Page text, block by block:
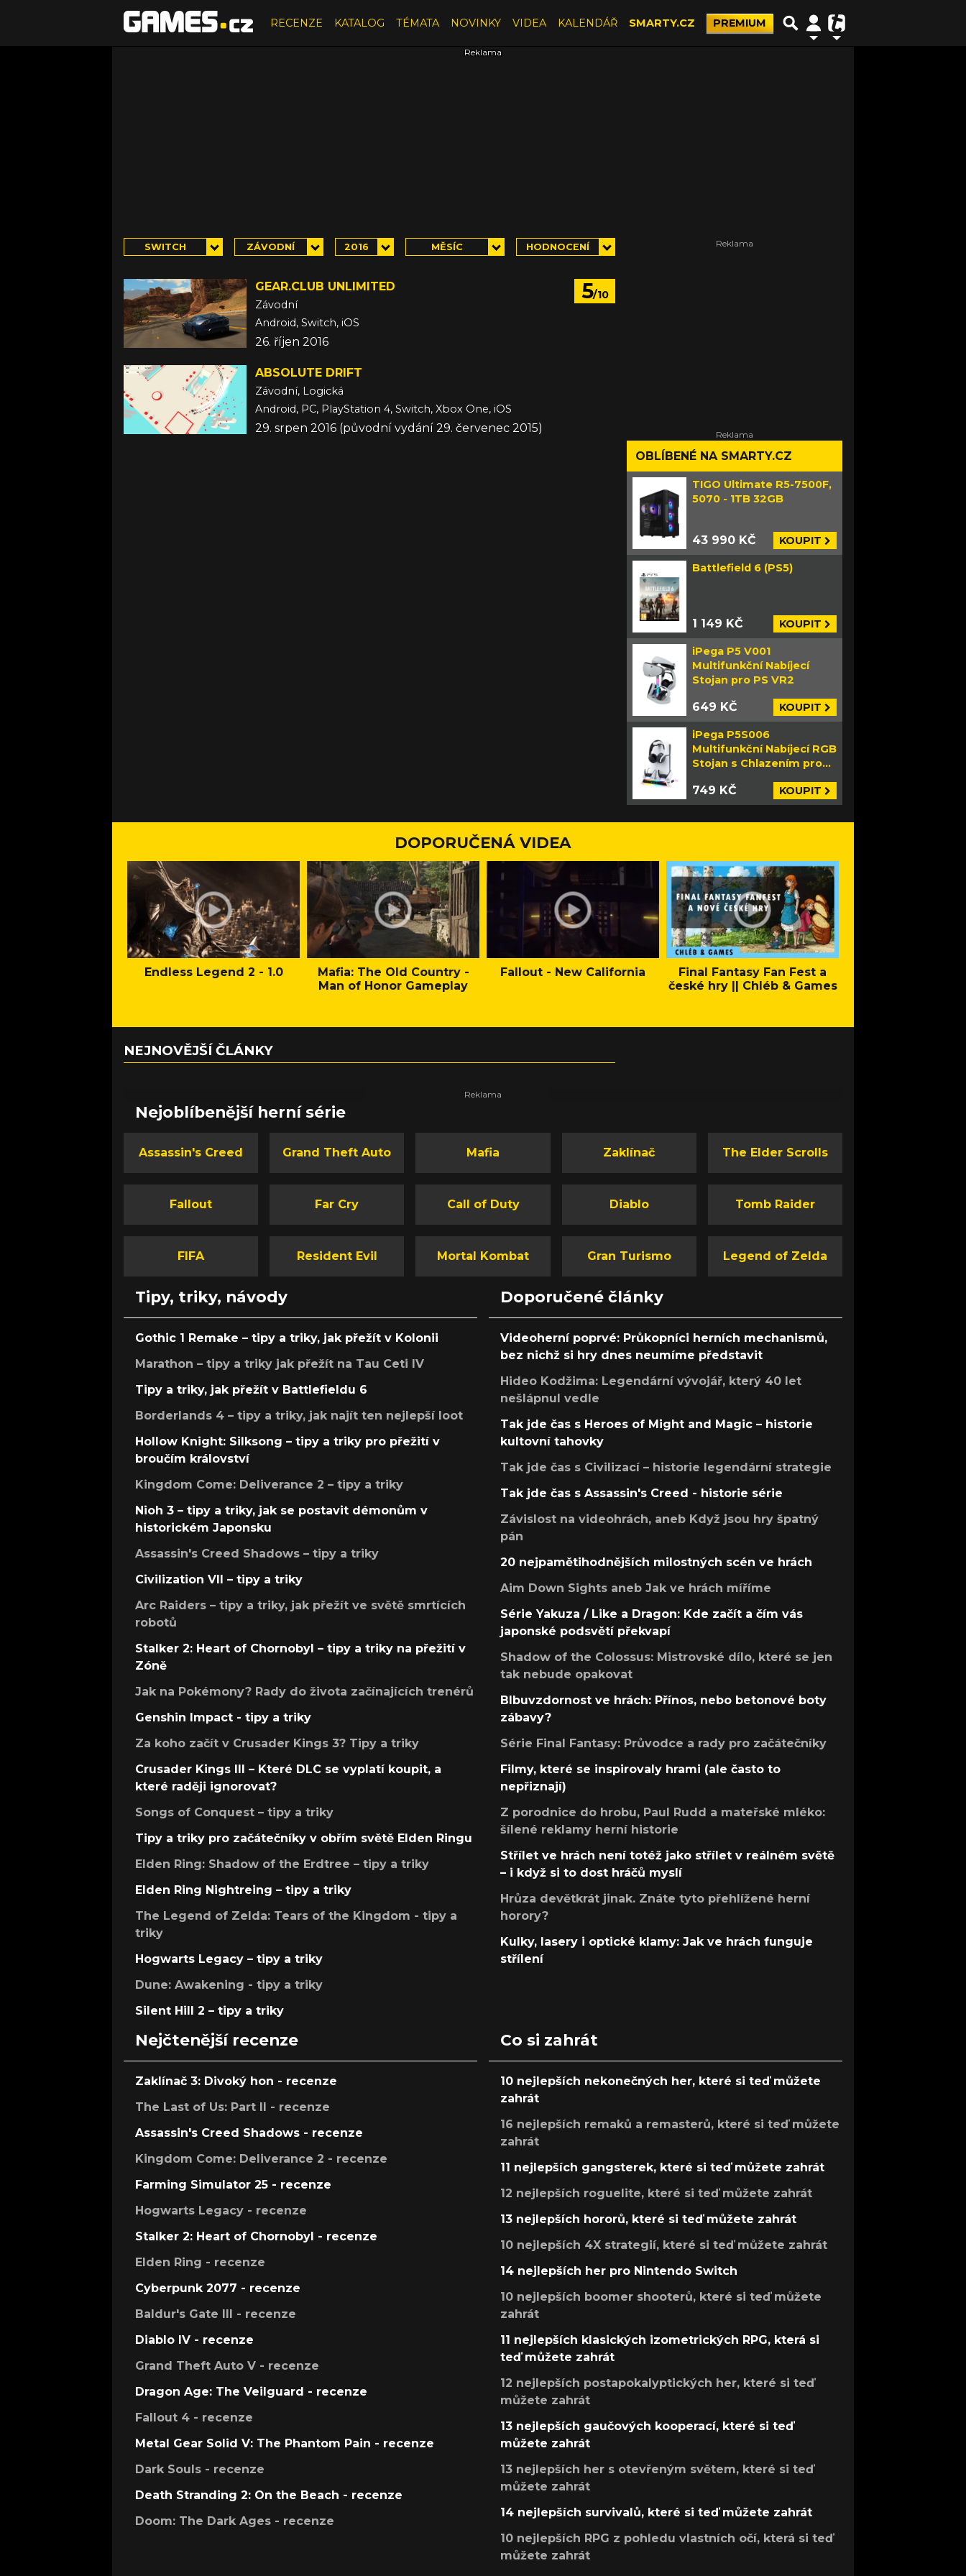
RECENZE KATALOG TÉMATA NOVINKY VIDEA KALENDÁŘ SMARTY.CZ PREMIUM
SWITCH ZÁVODNÍ 2016 MĚSÍC HODNOCENÍ
5/10
GEAR.CLUB UNLIMITED
Závodní
Android, Switch, iOS
26. říjen 2016
ABSOLUTE DRIFT
Závodní, Logická
Android, PC, PlayStation 4, Switch, Xbox One, iOS
29. srpen 2016 (původní vydání 29. červenec 2015)
OBLÍBENÉ NA SMARTY.CZ
TIGO Ultimate R5-7500F,
5070 - 1TB 32GB
43 990 KČ KOUPIT
Battlefield 6 (PS5)
1 149 KČ KOUPIT
iPega P5 V001
Multifunkční Nabíjecí
Stojan pro PS VR2
649 KČ KOUPIT
iPega P5S006
Multifunkční Nabíjecí RGB
Stojan s Chlazením pro
749 KČ KOUPIT
DOPORUČENÁ VIDEA
Endless Legend 2 - 1.0
Mafia: The Old Country -
Man of Honor Gameplay
Fallout - New California
Final Fantasy Fan Fest a
české hry || Chléb & Games
NEJNOVĚJŠÍ ČLÁNKY
Nejoblíbenější herní série
Assassin's Creed Grand Theft Auto Mafia Zaklínač The Elder Scrolls
Fallout Far Cry Call of Duty Diablo Tomb Raider
FIFA Resident Evil Mortal Kombat Gran Turismo Legend of Zelda
Tipy, triky, návody
Gothic 1 Remake – tipy a triky, jak přežít v Kolonii
Marathon – tipy a triky jak přežít na Tau Ceti IV
Tipy a triky, jak přežít v Battlefieldu 6
Borderlands 4 – tipy a triky, jak najít ten nejlepší loot
Hollow Knight: Silksong – tipy a triky pro přežití v
broučím království
Kingdom Come: Deliverance 2 – tipy a triky
Nioh 3 – tipy a triky, jak se postavit démonům v
historickém Japonsku
Assassin's Creed Shadows – tipy a triky
Civilization VII – tipy a triky
Arc Raiders – tipy a triky, jak přežít ve světě smrtících
robotů
Stalker 2: Heart of Chornobyl – tipy a triky na přežití v
Zóně
Jak na Pokémony? Rady do života začínajících trenérů
Genshin Impact - tipy a triky
Za koho začít v Crusader Kings 3? Tipy a triky
Crusader Kings III – Které DLC se vyplatí koupit, a
které raději ignorovat?
Songs of Conquest – tipy a triky
Tipy a triky pro začátečníky v obřím světě Elden Ringu
Elden Ring: Shadow of the Erdtree – tipy a triky
Elden Ring Nightreing – tipy a triky
The Legend of Zelda: Tears of the Kingdom - tipy a
triky
Hogwarts Legacy – tipy a triky
Dune: Awakening - tipy a triky
Silent Hill 2 – tipy a triky
Doporučené články
Videoherní poprvé: Průkopníci herních mechanismů,
bez nichž si hry dnes neumíme představit
Hideo Kodžima: Legendární vývojář, který 40 let
nešlápnul vedle
Tak jde čas s Heroes of Might and Magic – historie
kultovní tahovky
Tak jde čas s Civilizací – historie legendární strategie
Tak jde čas s Assassin's Creed - historie série
Závislost na videohrách, aneb Když jsou hry špatný
pán
20 nejpamětihodnějších milostných scén ve hrách
Aim Down Sights aneb Jak ve hrách míříme
Série Yakuza / Like a Dragon: Kde začít a čím vás
japonské podsvětí překvapí
Shadow of the Colossus: Mistrovské dílo, které se jen
tak nebude opakovat
Blbuvzdornost ve hrách: Přínos, nebo betonové boty
zábavy?
Série Final Fantasy: Průvodce a rady pro začátečníky
Filmy, které se inspirovaly hrami (ale často to
nepřiznají)
Z porodnice do hrobu, Paul Rudd a mateřské mléko:
šílené reklamy herní historie
Střílet ve hrách není totéž jako střílet v reálném světě
– i když si to dost hráčů myslí
Hrůza devětkrát jinak. Znáte tyto přehlížené herní
horory?
Kulky, lasery i optické klamy: Jak ve hrách funguje
střílení
Nejčtenější recenze
Zaklínač 3: Divoký hon - recenze
The Last of Us: Part II - recenze
Assassin's Creed Shadows - recenze
Kingdom Come: Deliverance 2 - recenze
Farming Simulator 25 - recenze
Hogwarts Legacy - recenze
Stalker 2: Heart of Chornobyl - recenze
Elden Ring - recenze
Cyberpunk 2077 - recenze
Baldur's Gate III - recenze
Diablo IV - recenze
Grand Theft Auto V - recenze
Dragon Age: The Veilguard - recenze
Fallout 4 - recenze
Metal Gear Solid V: The Phantom Pain - recenze
Dark Souls - recenze
Death Stranding 2: On the Beach - recenze
Doom: The Dark Ages - recenze
Co si zahrát
10 nejlepších nekonečných her, které si teď můžete
zahrát
16 nejlepších remaků a remasterů, které si teď můžete
zahrát
11 nejlepších gangsterek, které si teď můžete zahrát
12 nejlepších roguelite, které si teď můžete zahrát
13 nejlepších hororů, které si teď můžete zahrát
10 nejlepších 4X strategií, které si teď můžete zahrát
14 nejlepších her pro Nintendo Switch
10 nejlepších boomer shooterů, které si teď můžete
zahrát
11 nejlepších klasických izometrických RPG, která si
teď můžete zahrát
12 nejlepších postapokalyptických her, které si teď
můžete zahrát
13 nejlepších gaučových kooperací, které si teď
můžete zahrát
13 nejlepších her s otevřeným světem, které si teď
můžete zahrát
14 nejlepších survivalů, které si teď můžete zahrát
10 nejlepších RPG z pohledu vlastních očí, která si teď
můžete zahrát